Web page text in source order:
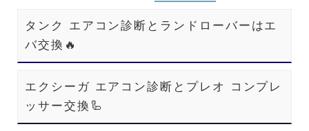
タンク エアコン診断とランドローバーはエ
バ交換🔥
エクシーガ エアコン診断とプレオ コンプレ
ッサー交換🦾